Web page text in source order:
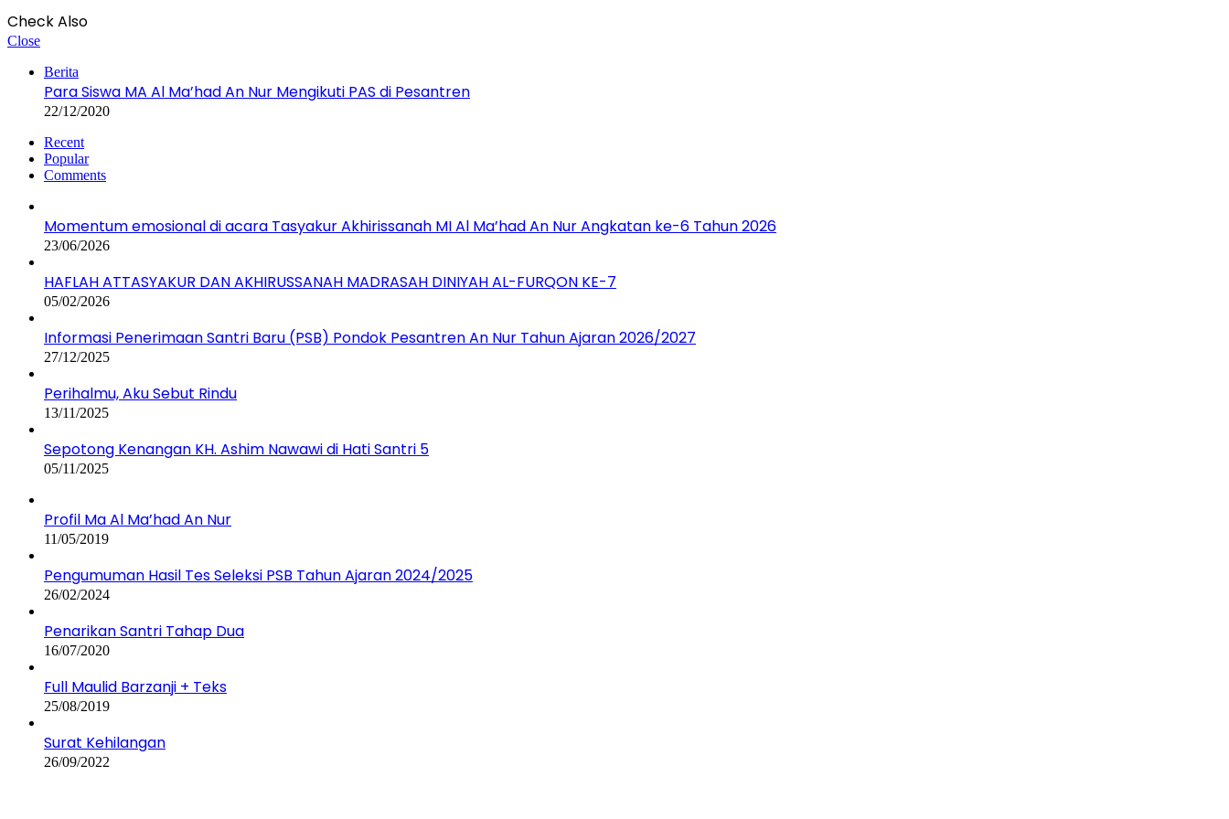
Check Also
Close
Berita
Para Siswa MA Al Ma’had An Nur Mengikuti PAS di Pesantren
22/12/2020
Recent
Popular
Comments
Momentum emosional di acara Tasyakur Akhirissanah MI Al Ma’had An Nur Angkatan ke-6 Tahun 2026
23/06/2026
HAFLAH ATTASYAKUR DAN AKHIRUSSANAH MADRASAH DINIYAH AL-FURQON KE-7
05/02/2026
Informasi Penerimaan Santri Baru (PSB) Pondok Pesantren An Nur Tahun Ajaran 2026/2027
27/12/2025
Perihalmu, Aku Sebut Rindu
13/11/2025
Sepotong Kenangan KH. Ashim Nawawi di Hati Santri 5
05/11/2025
Profil Ma Al Ma’had An Nur
11/05/2019
Pengumuman Hasil Tes Seleksi PSB Tahun Ajaran 2024/2025
26/02/2024
Penarikan Santri Tahap Dua
16/07/2020
Full Maulid Barzanji + Teks
25/08/2019
Surat Kehilangan
26/09/2022